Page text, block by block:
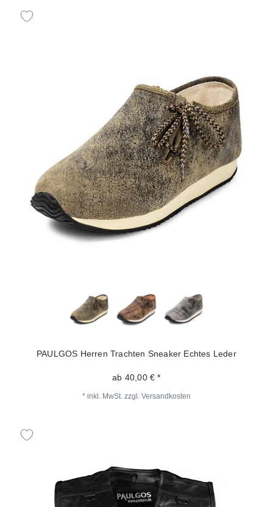
PAULGOS Herren Trachten Sneaker Echtes Leder
ab 40,00 € *
* inkl. MwSt. zzgl. Versandkosten